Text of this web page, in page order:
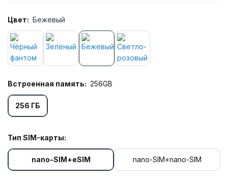
Цвет: Бежевый
Встроенная память: 256GB
256 ГБ
Тип SIM-карты:
nano-SIM+eSIM nano-SIM+nano-SIM